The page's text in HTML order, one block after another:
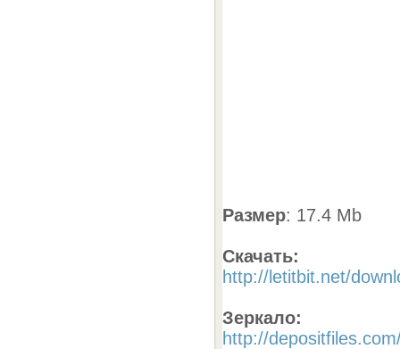
Размер: 17.4 Mb
Скачать:
http://letitbit.net/
Зеркало:
http://